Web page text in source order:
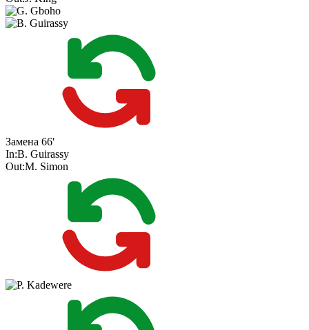
Замена 66'
In:B. Guirassy
Out:M. Simon